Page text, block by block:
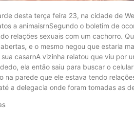
desta terça feira 23, na cidade de
a animaisrnSegundo o boletim de
relações sexuais com um cachorro.
e o mesmo negou que estaria
casarnA vizinha relatou que viu por
ela então saiu para buscar o
na parede que ele estava tendo
a delegacia onde foram tomadas as